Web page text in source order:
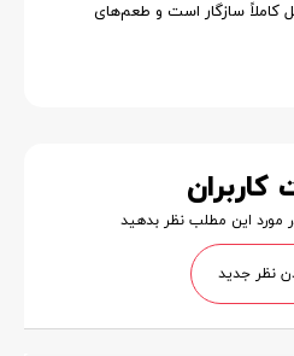
کاملاً سازگار است و طعم‌های
کاربران
مورد این مطلب نظر بدهید
نظر جدید